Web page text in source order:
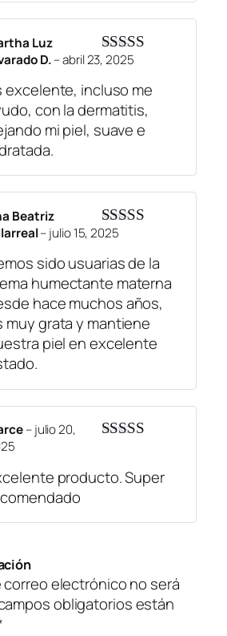
Valorado
Luz
D.–abril 23, 2025
excelente, incluso me
con la dermatitis,
mi piel, suave e
Valorado
Beatriz
–julio 15, 2025
sido usuarias de la
humectante materna
hace muchos años,
muy grata y mantiene
piel en excelente
–julio 20,
producto. Super
electrónico no será
obligatorios están